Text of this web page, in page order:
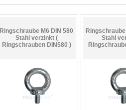
Ringschraube M6 DIN 580
Stahl verzinkt (
Ringschrauben DIN580 )
Stahl